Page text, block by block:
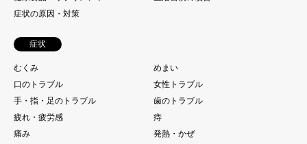
症状の原因・対策
症状
むくみ
めまい
口のトラブル
女性トラブル
手・指・足のトラブル
歯のトラブル
疲れ・疲労感
痔
痛み
発熱・かぜ